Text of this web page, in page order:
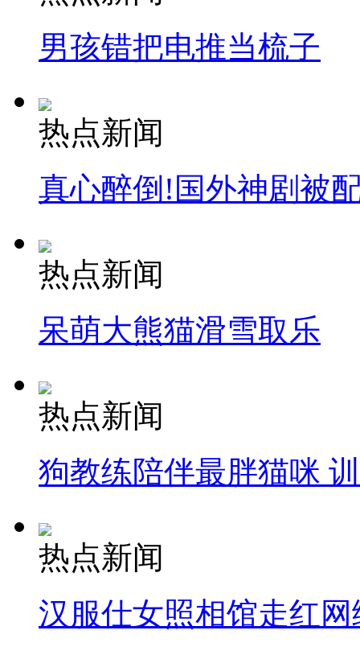
男孩错把电推当梳子
热点新闻
真心醉倒!国外神剧被
热点新闻
呆萌大熊猫滑雪取乐
热点新闻
狗教练陪伴最胖猫咪
热点新闻
汉服仕女照相馆走红网